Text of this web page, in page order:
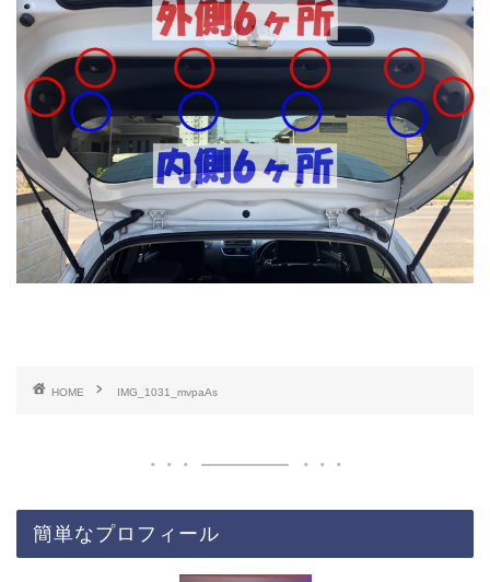
HOME IMG_1031_mvpaAs
簡単なプロフィール